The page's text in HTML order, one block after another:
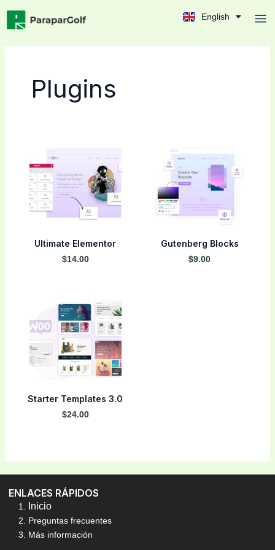
English
Français
Plugins
Ultimate Elementor
$14.00
Gutenberg Blocks
$9.00
Starter Templates 3.0
$24.00
ENLACES RÁPIDOS
Inicio
Preguntas frecuentes
Más información